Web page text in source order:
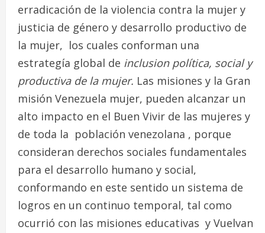
erradicación de la violencia contra la mujer y
justicia de género y desarrollo productivo de
la mujer, los cuales conforman una
estrategía global de inclusion política, social y
productiva de la mujer. Las misiones y la Gran
misión Venezuela mujer, pueden alcanzar un
alto impacto en el Buen Vivir de las mujeres y
de toda la población venezolana , porque
consideran derechos sociales fundamentales
para el desarrollo humano y social,
conformando en este sentido un sistema de
logros en un continuo temporal, tal como
ocurrió con las misiones educativas y Vuelvan